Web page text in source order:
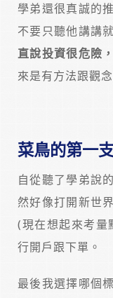
學弟還很真誠的
不要只聽他講講
直說投資很危險
來是有方法跟觀念
菜鳥的第一
自從聽了學弟說
然好像打開新世
(現在想起來考量
行開戶跟下單。
最後我選擇哪個